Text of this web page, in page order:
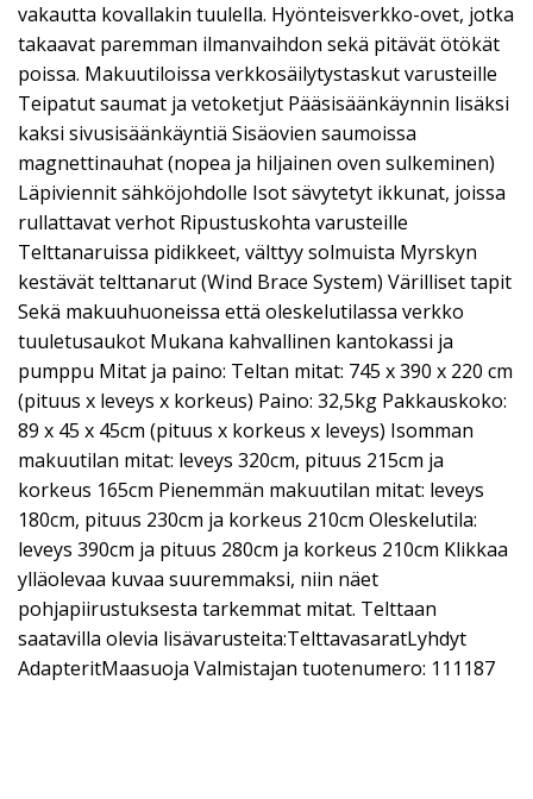
vakautta kovallakin tuulella. Hyönteisverkko-ovet, jotka
takaavat paremman ilmanvaihdon sekä pitävät ötökät
poissa. Makuutiloissa verkkosäilytystaskut varusteille
Teipatut saumat ja vetoketjut Pääsisäänkäynnin lisäksi
kaksi sivusisäänkäyntiä Sisäovien saumoissa
magnettinauhat (nopea ja hiljainen oven sulkeminen)
Läpiviennit sähköjohdolle Isot sävytetyt ikkunat, joissa
rullattavat verhot Ripustuskohta varusteille
Telttanaruissa pidikkeet, välttyy solmuista Myrskyn
kestävät telttanarut (Wind Brace System) Värilliset tapit
Sekä makuuhuoneissa että oleskelutilassa verkko
tuuletusaukot Mukana kahvallinen kantokassi ja
pumppu Mitat ja paino: Teltan mitat: 745 x 390 x 220 cm
(pituus x leveys x korkeus) Paino: 32,5kg Pakkauskoko:
89 x 45 x 45cm (pituus x korkeus x leveys) Isomman
makuutilan mitat: leveys 320cm, pituus 215cm ja
korkeus 165cm Pienemmän makuutilan mitat: leveys
180cm, pituus 230cm ja korkeus 210cm Oleskelutila:
leveys 390cm ja pituus 280cm ja korkeus 210cm Klikkaa
ylläolevaa kuvaa suuremmaksi, niin näet
pohjapiirustuksesta tarkemmat mitat. Telttaan
saatavilla olevia lisävarusteita:TelttavasaratLyhdyt
AdapteritMaasuoja Valmistajan tuotenumero: 111187